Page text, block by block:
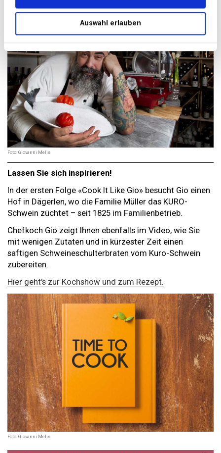
Auswahl erlauben
Foto: Giovanni Melis
Lassen Sie sich inspirieren!
In der ersten Folge «Cook It Like Gio» besucht Gio einen
Hof in Dägerlen, wo die Familie Müller das KURO-
Schwein züchtet – seit 1825 im Familienbetrieb.
Chefkoch Gio zeigt Ihnen ebenfalls im Video, wie Sie
mit wenigen Zutaten und in kürzester Zeit einen
saftigen Schweineschulterbraten vom Kuro-Schwein
zubereiten.
Hier geht's zur Kochshow und zum Rezept.
Foto: Giovanni Melis